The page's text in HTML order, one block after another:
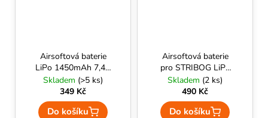
Airsoftová baterie
LiPo 1450mAh 7,4V
split Tamiya Delta
Armory
Skladem (>5 ks)
349 Kč
Do košíku
Airsoftová baterie
pro STRIBOG LiPo
11,1V 1100mAh
20C krátký kabel T-
Plug Delta Armory
Skladem (2 ks)
490 Kč
Do košíku